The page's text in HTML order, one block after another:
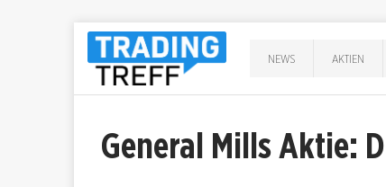
NEWS AKTIEN
General Mills Aktie: